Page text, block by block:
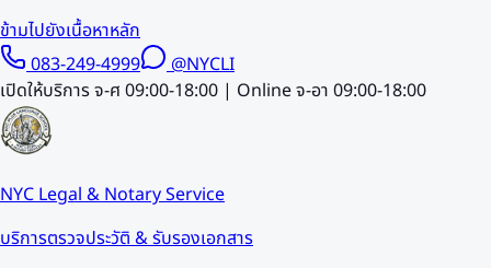
ข้ามไปยังเนื้อหาหลัก
083-249-4999
@NYCLI
เปิดให้บริการ จ-ศ 09:00-18:00 | Online จ-อา 09:00-18:00
NYC Legal & Notary Service
บริการตรวจประวัติ & รับรองเอกสาร